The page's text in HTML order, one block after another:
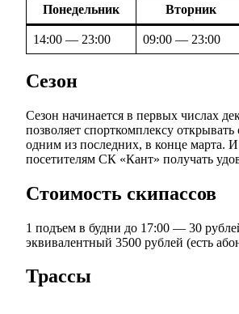
Понедельник Вторник
14:00 — 23:00 09:00 — 23:00
Сезон
Сезон начинается в первых числах
позволяет спорткомплексу
одним из последних, в конце марта.
посетителям СК «Кант» получать
Стоимость скипассов
1 подъем в будни до 17:00 — 30
эквивалентный 3500 рублей (есть
Трассы